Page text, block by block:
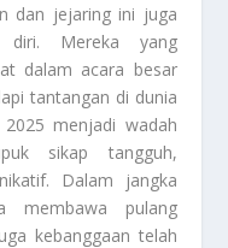
dan jejaring ini juga
diri. Mereka yang
dalam acara besar
tantangan di dunia
menjadi wadah
sikap tangguh,
Dalam jangka
membawa pulang
kebanggaan telah